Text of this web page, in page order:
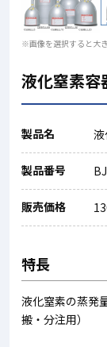
※画像を選択すると大
液化窒素容
製品名
製品番号
販売価格
特長
液化窒素の蒸発
搬・分注用）